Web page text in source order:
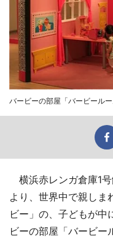
バービーの部屋「バービールー
横浜赤レンガ倉庫1
より、世界中で親しま
ビー」の、子どもが中
ビーの部屋「バービー